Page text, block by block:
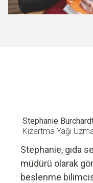
Stephanie
Kızartma Yağı
Stephanie, gıda
müdürü olarak
beslenme